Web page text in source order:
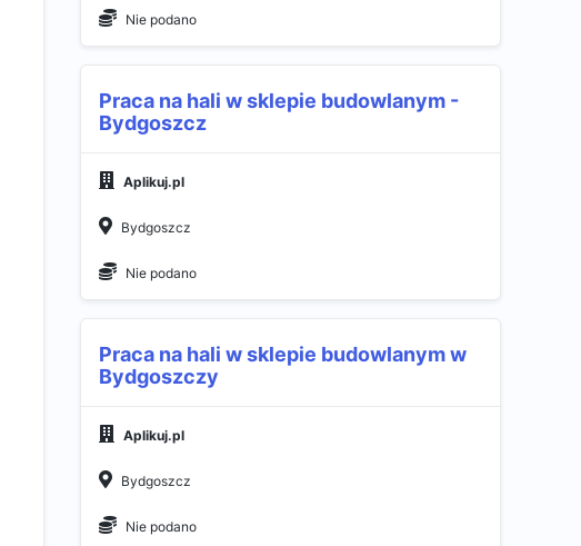
Nie podano
Praca na hali w sklepie budowlanym -
Bydgoszcz
Aplikuj.pl
Bydgoszcz
Nie podano
Praca na hali w sklepie budowlanym w
Bydgoszczy
Aplikuj.pl
Bydgoszcz
Nie podano